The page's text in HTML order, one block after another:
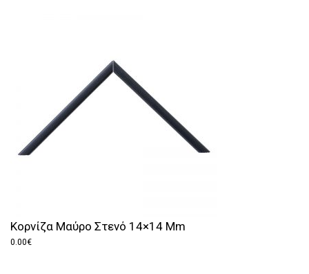
Κορνίζα Μαύρο Στενό 14×14 Mm
0.00€